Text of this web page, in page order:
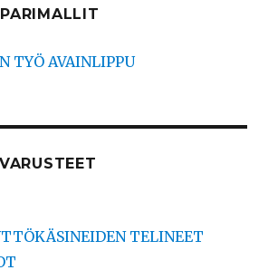
TYÖ AVAINLIPPU
TELINEET